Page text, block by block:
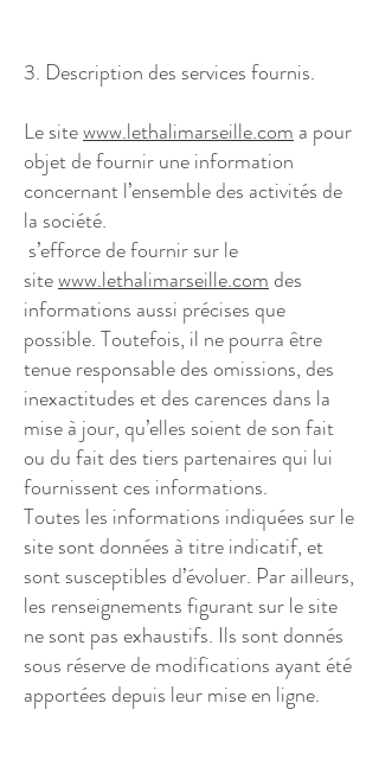
3. Description des services fournis.
Le sitewww.lethalimarseille.com a pour
objet de fournir une information
concernant l’ensemble des activités de
la société.
s’efforce de fournir sur le
sitewww.lethalimarseille.comdes
informations aussi précises que
possible. Toutefois, il ne pourra être
tenue responsable des omissions, des
inexactitudes et des carences dans la
mise à jour, qu’elles soient de son fait
ou du fait des tiers partenaires qui lui
fournissent ces informations.
Toutes les informations indiquées sur le
site sont données à titre indicatif, et
sont susceptibles d’évoluer. Par ailleurs,
les renseignements figurant sur le site
ne sont pas exhaustifs. Ils sont donnés
sous réserve de modifications ayant été
apportées depuis leur mise en ligne.